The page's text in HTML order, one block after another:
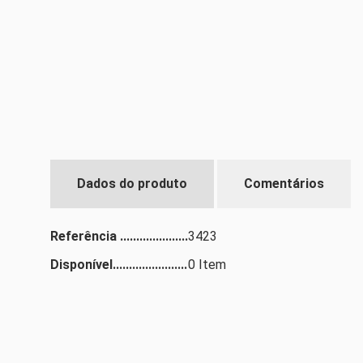
Dados do produto Comentários
Referência
3423
Disponível
0 Item